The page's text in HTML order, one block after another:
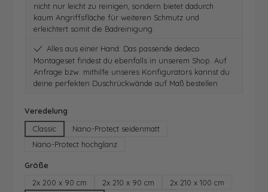
nicht nur leicht zu reinigen, sondern bietet dadurch
kaum Angriffsfläche für weiteren Schmutz und
erleichtert somit die Badreinigung
Alles aus einer Hand: Das passende dedeco
Montageset findest du ebenfalls in unserem Shop. Auf
Anfrage bzw. mithilfe unseres Konfigurators kannst du
deine perfekten Duschrückwände auf Maß bestellen
Veredelung
Classic
Nano-Protect seidenmatt
Nano-Protect hochglanz
Größe
2x 200 x 90 cm
2x 210 x 90 cm
2x 210 x 100 cm